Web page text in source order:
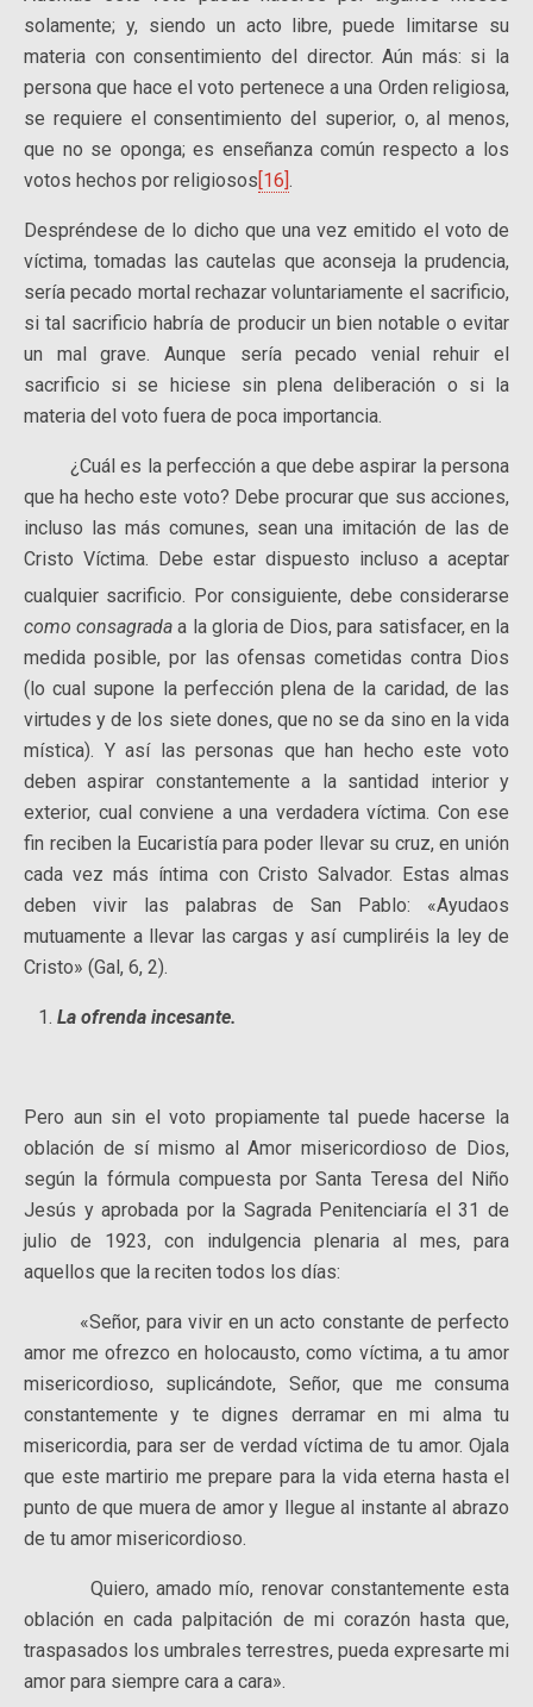
solamente; y, siendo un acto libre, puede limitarse su
materia con consentimiento del director. Aún más: si la
persona que hace el voto perte­nece a una Orden religiosa,
se requiere el consentimiento del superior, o, al menos,
que no se oponga; es enseñanza común res­pecto a los
votos hechos por religiosos[16].
Despréndese de lo dicho que una vez emitido el voto de
vícti­ma, tomadas las cautelas que aconseja la prudencia,
sería pecado mortal rechazar voluntariamente el sacrificio,
si tal sacrificio habría de producir un bien notable o evitar
un mal grave. Aunque sería pecado venial rehuir el
sacrificio si se hiciese sin plena deliberación o si la
materia del voto fuera de poca importancia.
¿Cuál es la perfección a que debe aspirar la persona
que ha hecho este voto? Debe procurar que sus acciones,
incluso las más comunes, sean una imitación de las de
Cristo Víctima. Debe estar dispuesto incluso a aceptar
cualquier sacrificio. Por consiguiente, debe considerarse
comoconsagradaa la gloria de Dios, para satisfacer, en la
medida posible, por las ofensas cometidas contra Dios
(lo cual supone la perfección plena de la caridad, de las
virtudes y de los siete dones, que no se da sino en la vida
mística). Y así las personas que han hecho este voto
deben aspirar constantemente a la santi­dad interior y
exterior, cual conviene a una verdadera víctima. Con ese
fin reciben la Eucaristía para poder llevar su cruz, en unión
cada vez más íntima con Cristo Salvador. Estas almas
deben vivir las palabras de San Pablo: «Ayudaos
mutuamente a llevar las cargas y así cumpliréis la ley de
Cristo» (Gal, 6, 2).
La ofrenda incesante.
Pero aun sin el voto propiamente tal puede hacerse la
oblación de sí mismo al Amor misericordioso de Dios,
según la fórmula compuesta por Santa Teresa del Niño
Jesús y aprobada por la Sagrada Penitenciaría el 31 de
julio de 1923, con indulgencia plenaria al mes, para
aquellos que la reciten todos los días:
«Señor, para vivir en un acto constante de perfecto
amor me ofrezco en holocausto, como víctima, a tu amor
misericordioso, suplicándote, Señor, que me consuma
constantemente y te dignes derramar en mi alma tu
misericordia, para ser de verdad víctima de tu amor. Ojala
que este martirio me prepare para la vida eterna hasta el
punto de que muera de amor y llegue al instante al abrazo
de tu amor misericordioso.
Quiero, amado mío, renovar constantemente esta
oblación en cada palpitación de mi corazón hasta que,
traspasados los umbrales terrestres, pueda expresarte mi
amor para siempre cara a cara».